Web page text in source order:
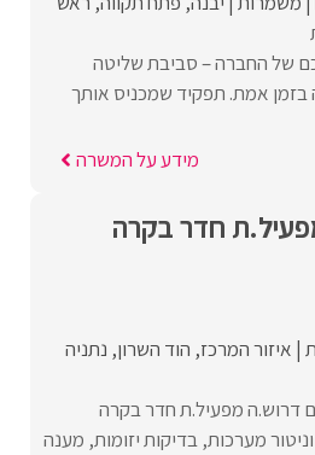
של החברה – סביבת שליטה
אמת. תפקיד שמכניס אותך
מידע על המשרה
חדר בקרה
איזור המרכז הוד השרון נתניה
דרוש.ה מפעיל.ת חדר בקרה
מערכות, בדיקות יזומות, מענה